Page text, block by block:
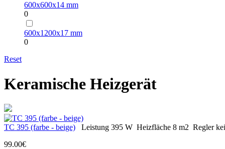
600х600х14 mm
0
600х1200х17 mm
0
Reset
Keramische Heizgerät
ТС 395 (farbe - beige) Leistung 395 W Heizfläche 8 m2 Regler
99.00€